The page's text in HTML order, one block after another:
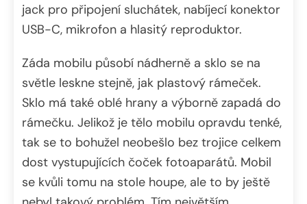
jack pro připojení sluchátek, nabíjecí konektor
USB-C, mikrofon a hlasitý reproduktor.
Záda mobilu působí nádherně a sklo se na
světle leskne stejně, jak plastový rámeček.
Sklo má také oblé hrany a výborně zapadá do
rámečku. Jelikož je tělo mobilu opravdu tenké,
tak se to bohužel neobešlo bez trojice celkem
dost vystupujících čoček fotoaparátů. Mobil
se kvůli tomu na stole houpe, ale to by ještě